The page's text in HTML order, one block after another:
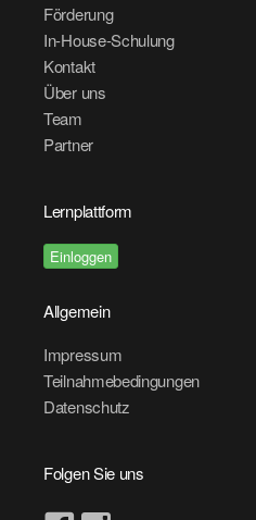
Förderung
In-House-Schulung
Kontakt
Über uns
Team
Partner
Lernplattform
Einloggen
Allgemein
Impressum
Teilnahmebedingungen
Datenschutz
Folgen Sie uns